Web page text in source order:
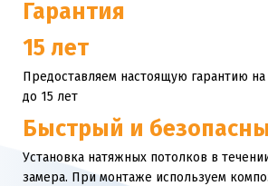
Гарантия
15 лет
Предоставляем настоящую гарантию
до 15 лет
Быстрый и
Установка натяжных потолков в
замера. При монтаже используем